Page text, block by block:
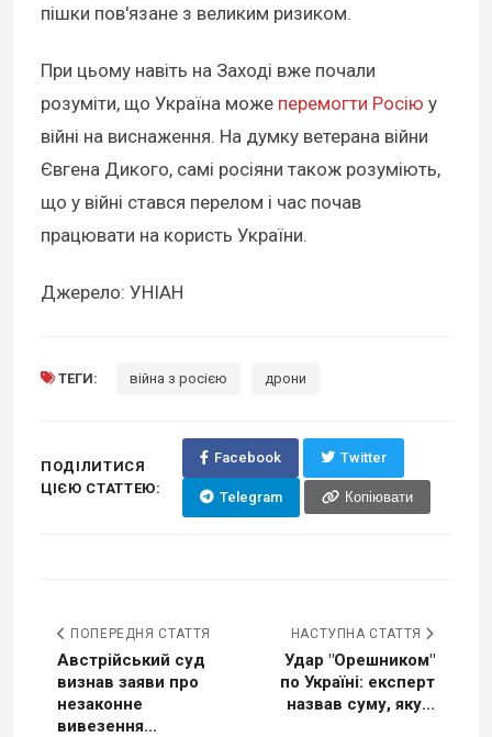
пішки пов'язане з великим ризиком.
При цьому навіть на Заході вже почали
розуміти, що Україна може перемогти Росію у
війні на виснаження. На думку ветерана війни
Євгена Дикого, самі росіяни також розуміють,
що у війні стався перелом і час почав
працювати на користь України.
Джерело: УНІАН
ТЕГИ: війна з росією дрони
ПОДІЛИТИСЯ
ЦІЄЮ СТАТТЕЮ:
Facebook Twitter
Telegram Копіювати
ПОПЕРЕДНЯ СТАТТЯ
Австрійський суд
визнав заяви про
незаконне
вивезення...
НАСТУПНА СТАТТЯ
Удар "Орешником"
по Україні: експерт
назвав суму, яку...